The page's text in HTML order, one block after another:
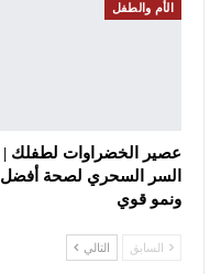
الأم والطفل
عصير الخضراوات لطفلك |
السر السحري لصحة أفضل
ونمو قوي
السابق التالي